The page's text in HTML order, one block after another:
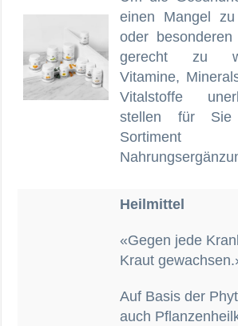
einen Mangel zu
oder besonderen
gerecht zu
Vitamine,
Vitalstoffe
stellen für
Heilmittel
«Gegen jede
Kraut
Auf Basis der
auch